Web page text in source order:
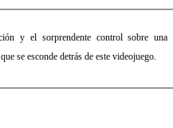
y el sorprendente control sobre
se esconde detrás de este videojuego.